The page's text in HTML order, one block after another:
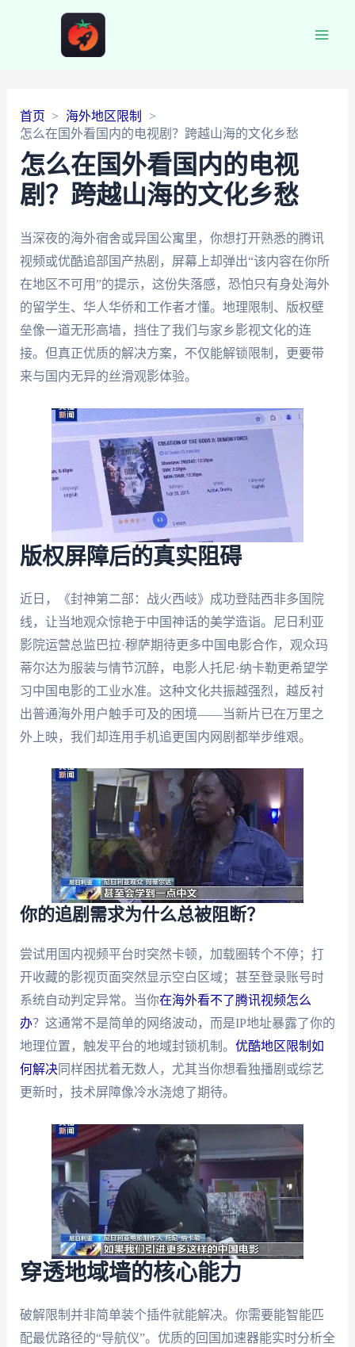
首页
海外地区限制
怎么在国外看国内的电视剧？跨越山海的文化乡愁
怎么在国外看国内的电视
剧？跨越山海的文化乡愁
当深夜的海外宿舍或异国公寓里，你想打开熟悉的腾讯
视频或优酷追部国产热剧，屏幕上却弹出“该内容在你所
在地区不可用”的提示，这份失落感，恐怕只有身处海外
的留学生、华人华侨和工作者才懂。地理限制、版权壁
垒像一道无形高墙，挡住了我们与家乡影视文化的连
接。但真正优质的解决方案，不仅能解锁限制，更要带
来与国内无异的丝滑观影体验。
版权屏障后的真实阻碍
近日，《封神第二部：战火西岐》成功登陆西非多国院
线，让当地观众惊艳于中国神话的美学造诣。尼日利亚
影院运营总监巴拉·穆萨期待更多中国电影合作，观众玛
蒂尔达为服装与情节沉醉，电影人托尼·纳卡勒更希望学
习中国电影的工业水准。这种文化共振越强烈，越反衬
出普通海外用户触手可及的困境——当新片已在万里之
外上映，我们却连用手机追更国内网剧都举步维艰。
你的追剧需求为什么总被阻断？
尝试用国内视频平台时突然卡顿，加载圈转个不停；打
开收藏的影视页面突然显示空白区域；甚至登录账号时
系统自动判定异常。当你在海外看不了腾讯视频怎么
办？这通常不是简单的网络波动，而是IP地址暴露了你的
地理位置，触发平台的地域封锁机制。 优酷地区限制如
何解决同样困扰着无数人，尤其当你想看独播剧或综艺
更新时，技术屏障像冷水浇熄了期待。
穿透地域墙的核心能力
破解限制并非简单装个插件就能解决。你需要能智能匹
配最优路径的“导航仪”。优质的回国加速器能实时分析全